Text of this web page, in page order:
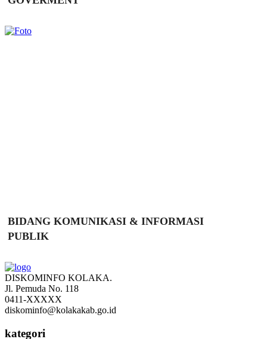
BIDANG KOMUNIKASI & INFORMASI
PUBLIK
DISKOMINFO KOLAKA.
Jl. Pemuda No. 118
0411-XXXXX
diskominfo@kolakakab.go.id
kategori